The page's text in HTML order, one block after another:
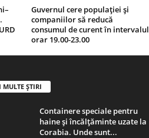
Guvernul cere populației și
companiilor să reducă
consumul de curent în intervalul
orar 19.00-23.00
ȘTIRI
Containere speciale pentru
haine și încălțăminte uzate la
Corabia. Unde sunt...